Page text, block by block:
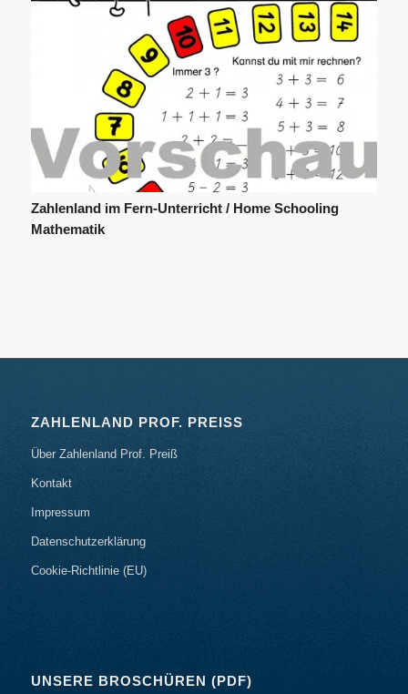
Zahlenland im Fern-Unterricht / Home Schooling
Mathematik
ZAHLENLAND PROF. PREISS
Über Zahlenland Prof. Preiß
Kontakt
Impressum
Datenschutzerklärung
Cookie-Richtlinie (EU)
UNSERE BROSCHÜREN (PDF)